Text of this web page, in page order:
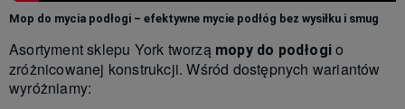
Mop do mycia podłogi – efektywne mycie podłóg bez wysiłku i smug
Asortyment sklepu York tworzą mopy do podłogi o
zróżnicowanej konstrukcji. Wśród dostępnych wariantów
wyróżniamy: